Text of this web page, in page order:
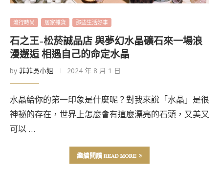
流行時尚 居家雜貨 那些生活好事
石之王-松菸誠品店 與夢幻水晶礦石來一場浪
漫邂逅 相遇自己的命定水晶
by 菲菲吳小姐 2024 年 8 月 1 日
水晶給你的第一印象是什麼呢？對我來說「水晶」是很
神祕的存在，世界上怎麼會有這麼漂亮的石頭，又美又
可以 …
繼續閱讀 READ MORE